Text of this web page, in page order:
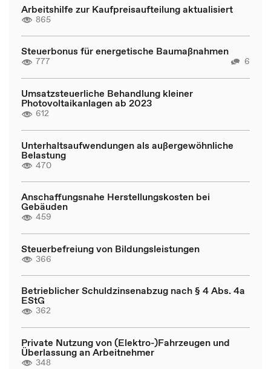
Arbeitshilfe zur Kaufpreisaufteilung aktualisiert
865
Steuerbonus für energetische Baumaßnahmen
777 6
Umsatzsteuerliche Behandlung kleiner
Photovoltaikanlagen ab 2023
612
Unterhaltsaufwendungen als außergewöhnliche
Belastung
470
Anschaffungsnahe Herstellungskosten bei
Gebäuden
459
Steuerbefreiung von Bildungsleistungen
366
Betrieblicher Schuldzinsenabzug nach § 4 Abs. 4a
EStG
362
Private Nutzung von (Elektro-)Fahrzeugen und
Überlassung an Arbeitnehmer
348